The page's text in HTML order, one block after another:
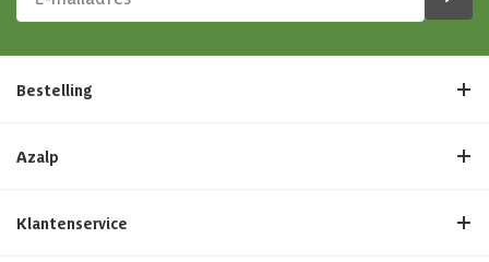
Bestelling
Azalp
Klantenservice